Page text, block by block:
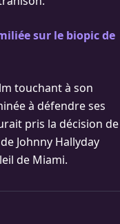
sur le biopic de
touchant à son
à défendre ses
pris la décision de
Johnny Hallyday
de Miami.